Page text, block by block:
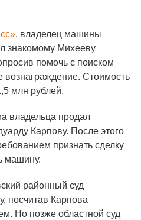
, владелец машины
знакомому Михееву
помочь с поиском
вознаграждение. Стоимость
млн рублей.
владельца продал
Карпову. После этого
признать сделку
машину.
районный суд
посчитав Карпова
Но позже областной суд